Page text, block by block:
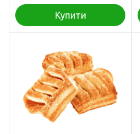
Купити